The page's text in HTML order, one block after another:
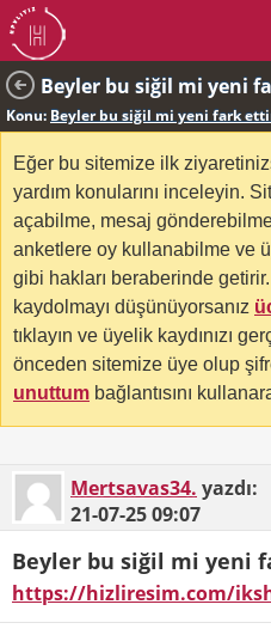
Beyler bu siğil mi yeni
Konu: Beyler bu siğil mi yeni fark
Eğer bu sitemize ilk
yardım konularını inceleyin.
açabilme, mesaj
anketlere oy kullanabilme ve
gibi hakları beraberinde
kaydolmayı düşünüyorsanız
tıklayın ve üyelik kaydınızı
önceden sitemize üye olup
unuttum bağlantısını
Mertsavas34. yazdı:
21-07-2509:07
Beyler bu siğil mi yeni
https://hizliresim.com/